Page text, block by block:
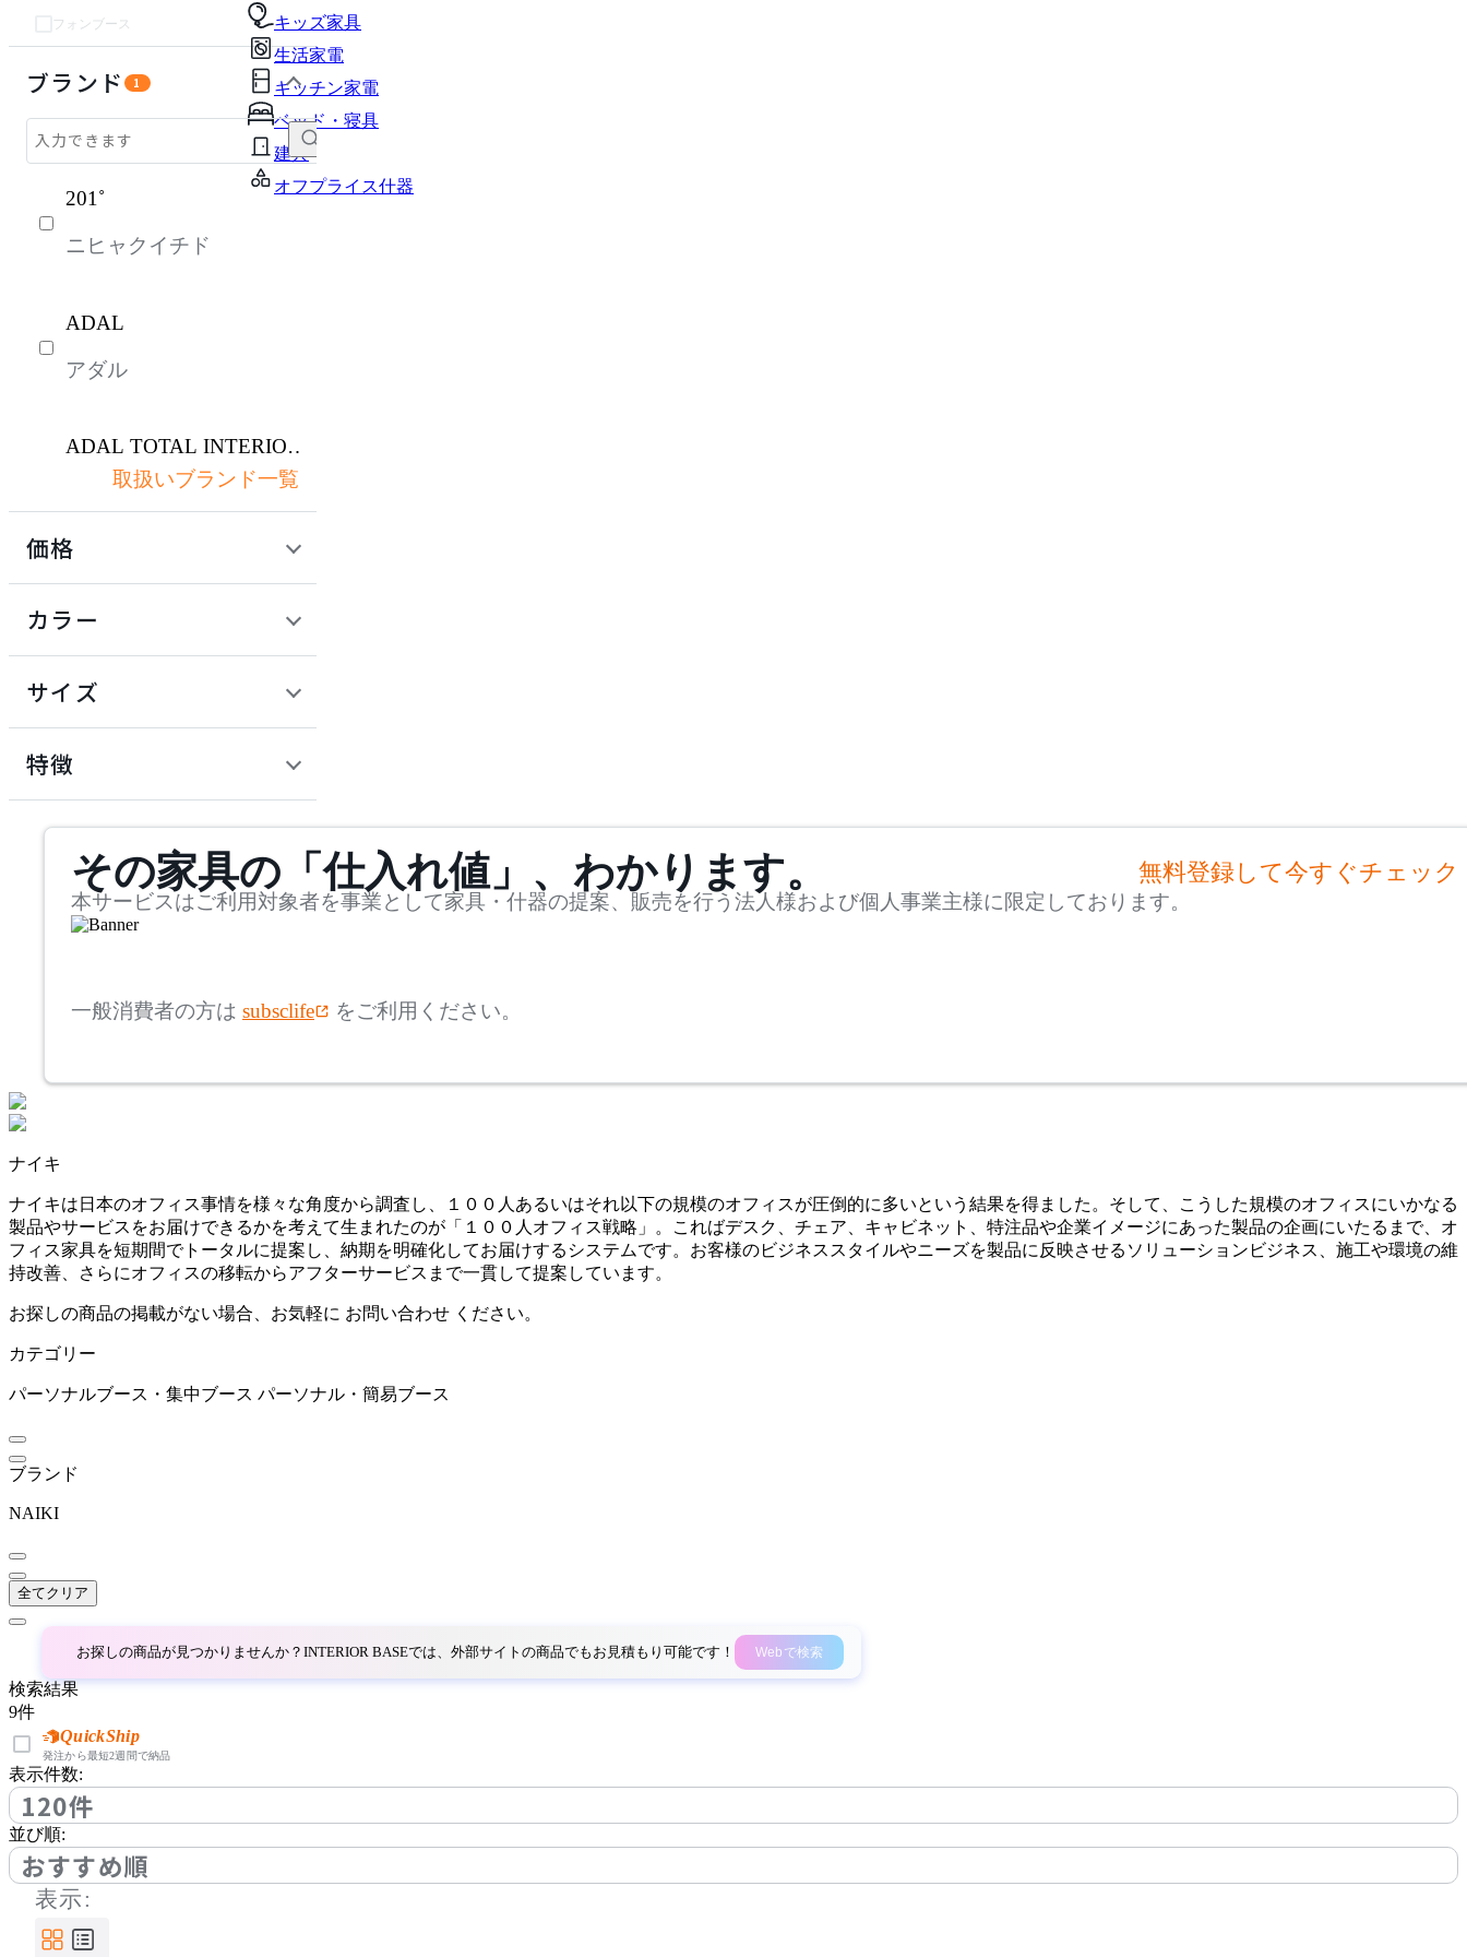
キッズ家具
生活家電
キッチン家電
ベッド・寝具
建具
オフプライス什器
フォンブース
ブランド 1
201˚
ニヒャクイチド
ADAL
アダル
ADAL TOTAL INTERIOR
COLLECTION
アダルトータルインテリ
バイインテリアズ
HIKARI
ヒラタゲンコレクション
ITOKI
イトーキ
KAWAJUN
カワジュン
コクヨ
ライオン
NAIKI
ナイキ
OKAMURA
オカムラ
One-Bo
取扱いブランド一覧
価格
カラー
サイズ
mm
検索
~
~
mm
特徴
その家具の「仕入れ値」、わかります。 無料登録して今すぐチェック
本サービスはご利用対象者を事業として家具・什器の提案、販売を行う法人様および個人事業主様に限定しております。
一般消費者の方は subsclife をご利用ください。
ナイキ
ナイキは日本のオフィス事情を様々な角度から調査し、１００人あるいはそれ以下の規模のオフィスが圧倒的に多いという結果を得ました。そして、こうした規模のオフィスにいかなる
製品やサービスをお届けできるかを考えて生まれたのが「１００人オフィス戦略」。こればデスク、チェア、キャビネット、特注品や企業イメージにあった製品の企画にいたるまで、オ
フィス家具を短期間でトータルに提案し、納期を明確化してお届けするシステムです。お客様のビジネススタイルやニーズを製品に反映させるソリューションビジネス、施工や環境の維
持改善、さらにオフィスの移転からアフターサービスまで一貫して提案しています。
お探しの商品の掲載がない場合、お気軽に お問い合わせ ください。
カテゴリー
パーソナルブース・集中ブース パーソナル・簡易ブース
ブランド
NAIKI
全てクリア
お探しの商品が見つかりませんか？INTERIOR BASEでは、外部サイトの商品でもお見積もり可能です！ Webで検索
検索結果
9件
QuickShip
発注から最短2週間で納品
表示件数:
120件
並び順:
おすすめ順
表示: